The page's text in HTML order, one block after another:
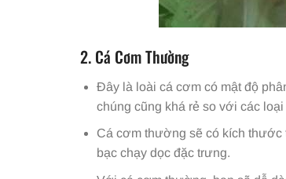
2. Cá Cơm Thường
Đây là loài cá cơm có mật độ
chúng cũng khá rẻ so với các
Cá cơm thường sẽ có kích thước
bạc chạy dọc đặc trưng.